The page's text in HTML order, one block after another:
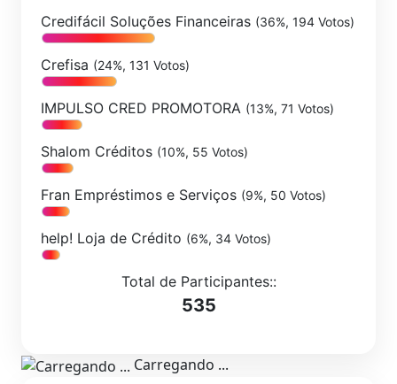
Credifácil Soluções Financeiras (36%, 194 Votos)
Crefisa (24%, 131 Votos)
IMPULSO CRED PROMOTORA (13%, 71 Votos)
Shalom Créditos (10%, 55 Votos)
Fran Empréstimos e Serviços (9%, 50 Votos)
help! Loja de Crédito (6%, 34 Votos)
Total de Participantes::
535
Carregando ...